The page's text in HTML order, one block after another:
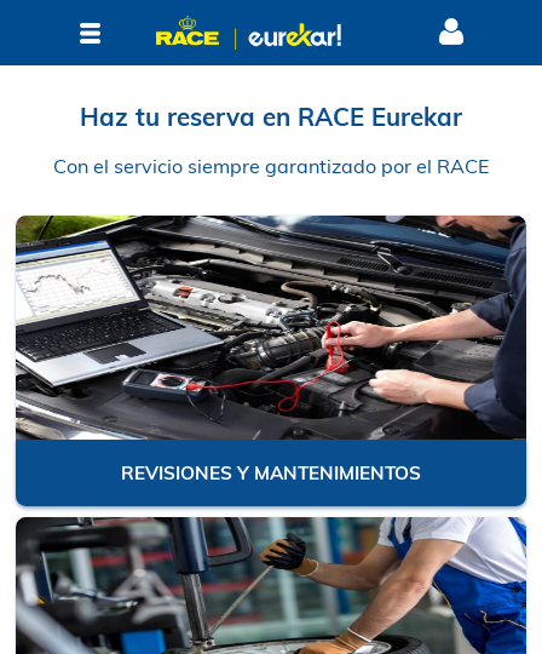
Haz tu reserva en RACE
REVISIONES Y MANTENIMIENTOS